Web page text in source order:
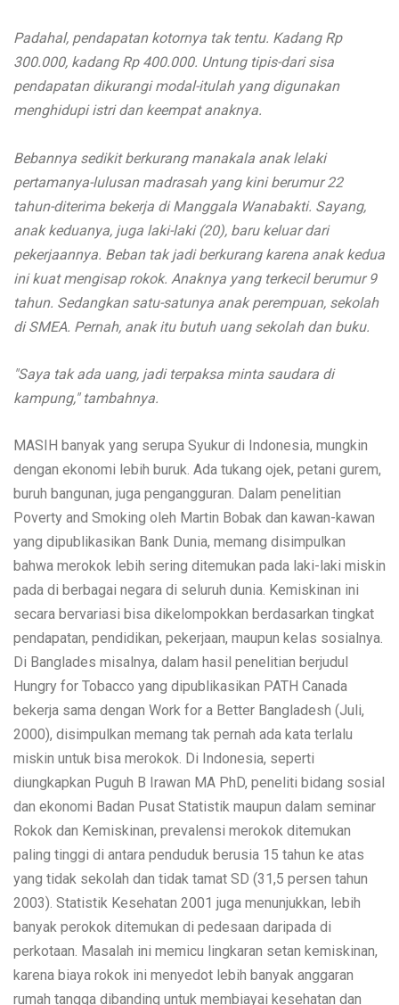
Padahal, pendapatan kotornya tak tentu. Kadang Rp
300.000, kadang Rp 400.000. Untung tipis-dari sisa
pendapatan dikurangi modal-itulah yang digunakan
menghidupi istri dan keempat anaknya.
Bebannya sedikit berkurang manakala anak lelaki
pertamanya-lulusan madrasah yang kini berumur 22
tahun-diterima bekerja di Manggala Wanabakti. Sayang,
anak keduanya, juga laki-laki (20), baru keluar dari
pekerjaannya. Beban tak jadi berkurang karena anak kedua
ini kuat mengisap rokok. Anaknya yang terkecil berumur 9
tahun. Sedangkan satu-satunya anak perempuan, sekolah
di SMEA. Pernah, anak itu butuh uang sekolah dan buku.
"Saya tak ada uang, jadi terpaksa minta saudara di
kampung," tambahnya.
MASIH banyak yang serupa Syukur di Indonesia, mungkin
dengan ekonomi lebih buruk. Ada tukang ojek, petani gurem,
buruh bangunan, juga pengangguran. Dalam penelitian
Poverty and Smoking oleh Martin Bobak dan kawan-kawan
yang dipublikasikan Bank Dunia, memang disimpulkan
bahwa merokok lebih sering ditemukan pada laki-laki miskin
pada di berbagai negara di seluruh dunia. Kemiskinan ini
secara bervariasi bisa dikelompokkan berdasarkan tingkat
pendapatan, pendidikan, pekerjaan, maupun kelas sosialnya.
Di Banglades misalnya, dalam hasil penelitian berjudul
Hungry for Tobacco yang dipublikasikan PATH Canada
bekerja sama dengan Work for a Better Bangladesh (Juli,
2000), disimpulkan memang tak pernah ada kata terlalu
miskin untuk bisa merokok. Di Indonesia, seperti
diungkapkan Puguh B Irawan MA PhD, peneliti bidang sosial
dan ekonomi Badan Pusat Statistik maupun dalam seminar
Rokok dan Kemiskinan, prevalensi merokok ditemukan
paling tinggi di antara penduduk berusia 15 tahun ke atas
yang tidak sekolah dan tidak tamat SD (31,5 persen tahun
2003). Statistik Kesehatan 2001 juga menunjukkan, lebih
banyak perokok ditemukan di pedesaan daripada di
perkotaan. Masalah ini memicu lingkaran setan kemiskinan,
karena biaya rokok ini menyedot lebih banyak anggaran
rumah tangga dibanding untuk membiayai kesehatan dan